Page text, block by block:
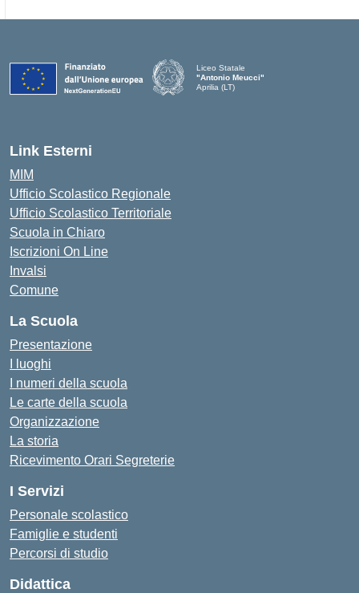
Liceo Statale
"Antonio Meucci"
Aprilia (LT)
Link Esterni
MIM
Ufficio Scolastico Regionale
Ufficio Scolastico Territoriale
Scuola in Chiaro
Iscrizioni On Line
Invalsi
Comune
La Scuola
Presentazione
I luoghi
I numeri della scuola
Le carte della scuola
Organizzazione
La storia
Ricevimento Orari Segreterie
I Servizi
Personale scolastico
Famiglie e studenti
Percorsi di studio
Didattica